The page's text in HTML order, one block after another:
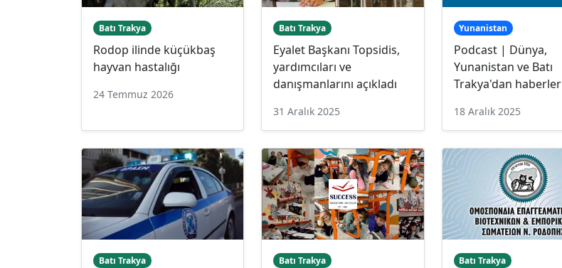
Batı Trakya
Rodop ilinde küçükbaş
hayvan hastalığı
24 Temmuz 2026
Batı Trakya
Eyalet Başkanı Topsidis,
yardımcıları ve
danışmanlarını açıkladı
31 Aralık 2025
Yunanistan
Podcast | Dünya,
Yunanistan ve Batı
Trakya'dan haberler
18 Aralık 2025
Batı Trakya Batı Trakya Batı Trakya